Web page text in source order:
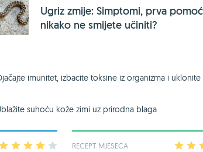
Ugriz zmije: Simptomi, prva
nikako ne smijete učiniti?
imunitet, izbacite toksine iz organizma i uklonite
suhoću kože zimi uz prirodna blaga
2 3 4 RECEPT MJESECA 2